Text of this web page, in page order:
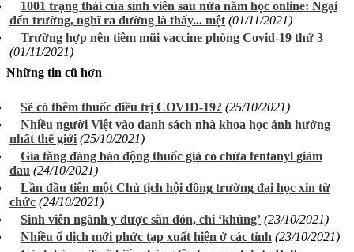
1001 trạng thái của sinh viên sau nửa năm học online: Ngại
đến trường, nghĩ ra đường là thấy... mệt (01/11/2021)
Trường hợp nên tiêm mũi vaccine phòng Covid-19 thứ 3
(01/11/2021)
Những tin cũ hơn
Sẽ có thêm thuốc điều trị COVID-19? (25/10/2021)
Nhiều người Việt vào danh sách nhà khoa học ảnh hưởng
nhất thế giới (25/10/2021)
Gia tăng đáng báo động thuốc giả có chứa fentanyl giảm
đau (24/10/2021)
Lần đầu tiên một Chủ tịch hội đồng trường đại học xin từ
chức (24/10/2021)
Sinh viên ngành y được săn đón, chi ‘khủng’ (23/10/2021)
Nhiều ổ dịch mới phức tạp xuất hiện ở các tỉnh (23/10/2021)